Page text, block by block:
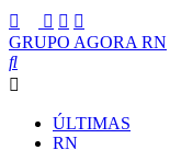
GRUPO AGORA RN
ÚLTIMAS
RN